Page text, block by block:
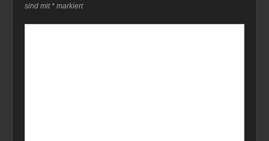
sind mit * markiert